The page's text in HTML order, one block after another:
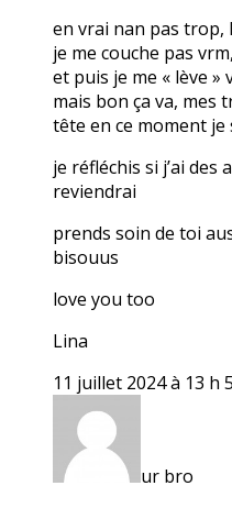
en vrai nan pas trop,
je me couche pas
et puis je me « lève »
mais bon ça va, mes
tête en ce moment je
je réfléchis si j’ai des
reviendrai
prends soin de toi
bisouus
love you too
Lina
11 juillet 2024 à 13 h
ur bro